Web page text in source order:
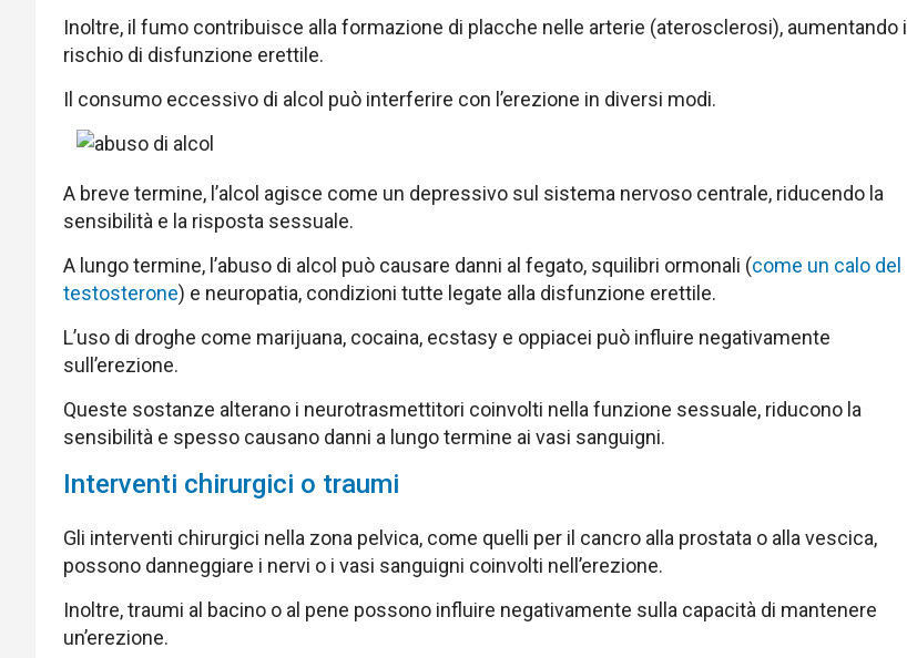
Inoltre, il fumo contribuisce alla formazione di placche nelle arterie (aterosclerosi), aumentando il
rischio di disfunzione erettile.
Il consumo eccessivo di alcol può interferire con l’erezione in diversi modi.
A breve termine, l’alcol agisce come un depressivo sul sistema nervoso centrale, riducendo la
sensibilità e la risposta sessuale.
A lungo termine, l’abuso di alcol può causare danni al fegato, squilibri ormonali (come un calo del
testosterone) e neuropatia, condizioni tutte legate alla disfunzione erettile.
L’uso di droghe come marijuana, cocaina, ecstasy e oppiacei può influire negativamente
sull’erezione.
Queste sostanze alterano i neurotrasmettitori coinvolti nella funzione sessuale, riducono la
sensibilità e spesso causano danni a lungo termine ai vasi sanguigni.
Interventi chirurgici o traumi
Gli interventi chirurgici nella zona pelvica, come quelli per il cancro alla prostata o alla vescica,
possono danneggiare i nervi o i vasi sanguigni coinvolti nell’erezione.
Inoltre, traumi al bacino o al pene possono influire negativamente sulla capacità di mantenere
un’erezione.